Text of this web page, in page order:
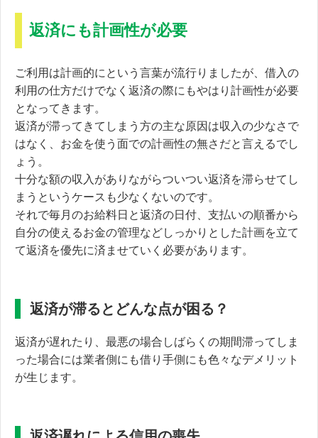
返済にも計画性が必要
ご利用は計画的にという言葉が流行りましたが、借入の
利用の仕方だけでなく返済の際にもやはり計画性が必要
となってきます。
返済が滞ってきてしまう方の主な原因は収入の少なさで
はなく、 お金を使う面での計画性の無さだと言えるでし
ょう。
十分な額の収入がありながらついつい返済を滞らせてし
まうというケースも少なくないのです。
それで毎月のお給料日と返済の日付、支払いの順番から
自分の使えるお金の管理などしっかりとした計画を立て
て返済を優先に済ませていく必要があります。
返済が滞るとどんな点が困る？
返済が遅れたり、最悪の場合しばらくの期間滞ってしま
った場合には業者側にも借り手側にも色々なデメリット
が生じます。